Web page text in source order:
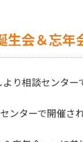
生会＆忘年
り相談センター
ンターで開催さ